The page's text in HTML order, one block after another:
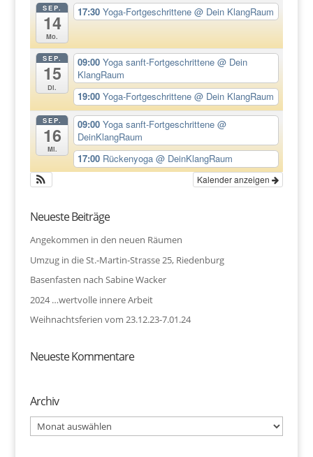
SEP.
14
Mo.
17:30Yoga-Fortgeschrittene@ Dein KlangRaum
SEP.
15
Di.
09:00Yoga sanft-Fortgeschrittene@ Dein
KlangRaum
19:00Yoga-Fortgeschrittene@ Dein KlangRaum
SEP.
16
Mi.
09:00Yoga sanft-Fortgeschrittene@
DeinKlangRaum
17:00 Rückenyoga@ DeinKlangRaum
Kalender anzeigen
Neueste Beiträge
Angekommen in den neuen Räumen
Umzug in die St.-Martin-Strasse 25, Riedenburg
Basenfasten nach Sabine Wacker
2024 …wertvolle innere Arbeit
Weihnachtsferien vom 23.12.23-7.01.24
Neueste Kommentare
Archiv
Archiv